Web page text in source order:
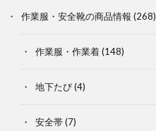
作業服・安全靴の商品情報 (268)
作業服・作業着(148)
地下たび(4)
安全帯(7)